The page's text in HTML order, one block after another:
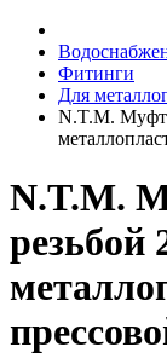
Фитинги
Для
N.T.M.
N.T.M.
резьбой